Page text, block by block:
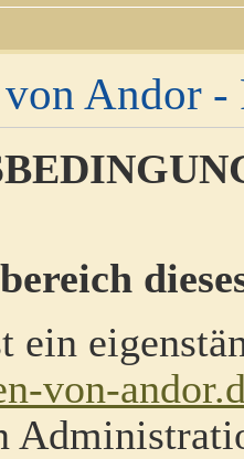
Andor -
ein
von-